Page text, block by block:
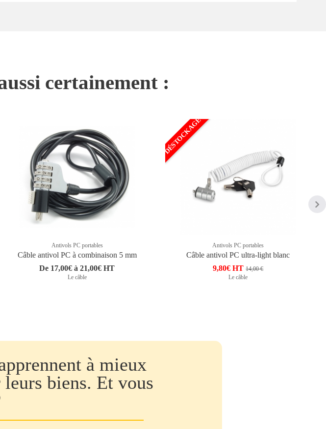
certainement :
Antivols PC portables
Câble antivol PC à combinaison 5 mm
De 17,00€ à 21,00€ HT
Le câble
DÉSTOCKAGE
Antivols PC portables
Câble antivol PC ultra-light blanc
9,80€ HT14,00 €
Le câble
à mieux
biens. Et vous